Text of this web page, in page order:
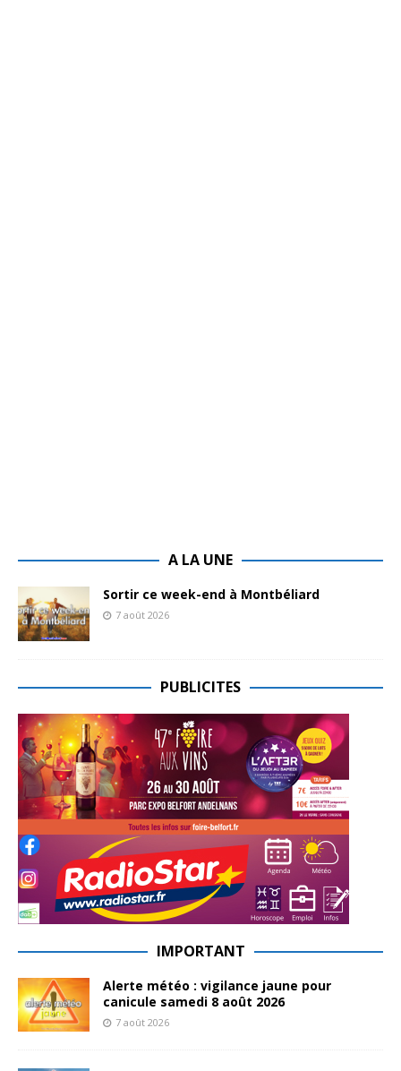
A LA UNE
Sortir ce week-end à Montbéliard
7 août 2026
PUBLICITES
IMPORTANT
Alerte météo : vigilance jaune pour
canicule samedi 8 août 2026
7 août 2026